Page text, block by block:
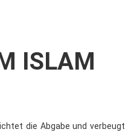
ISLAM
die Abgabe und verbeugt